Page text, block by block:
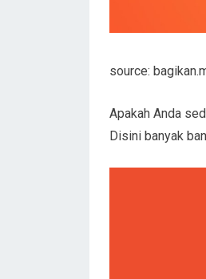
source:
Apakah Anda
Disini banyak